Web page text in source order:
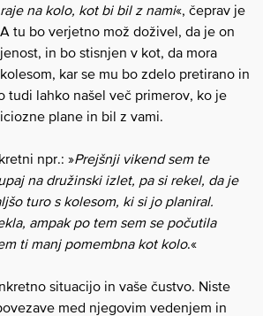
na kolo, kot bi bil z nami«, čeprav je
tu bo verjetno mož doživel, da je on
in bo stisnjen v kot, da mora
kar se mu bo zdelo pretirano in
tudi lahko našel več primerov, ko je
plane in bil z vami.
npr.: »Prejšnji vikend sem te
na družinski izlet, pa si rekel, da je
turo s kolesom, ki si jo planiral.
ampak po tem sem se počutila
ti manj pomembna kot kolo.«
situacijo in vaše čustvo. Niste
med njegovim vedenjem in